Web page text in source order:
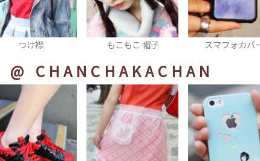
もこもこ 帽子 スマフォカバー キーホルダー
@ CHANCHAKACHAN